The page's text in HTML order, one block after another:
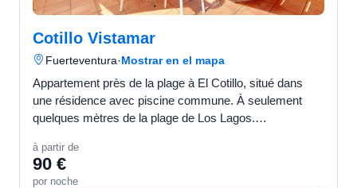
Cotillo Vistamar
Fuerteventura·Mostrar en el mapa
Appartement près de la plage à El Cotillo, situé dans
une résidence avec piscine commune. À seulement
quelques mètres de la plage de Los Lagos.
terrasse privé…
à partir de
90 €
por noche